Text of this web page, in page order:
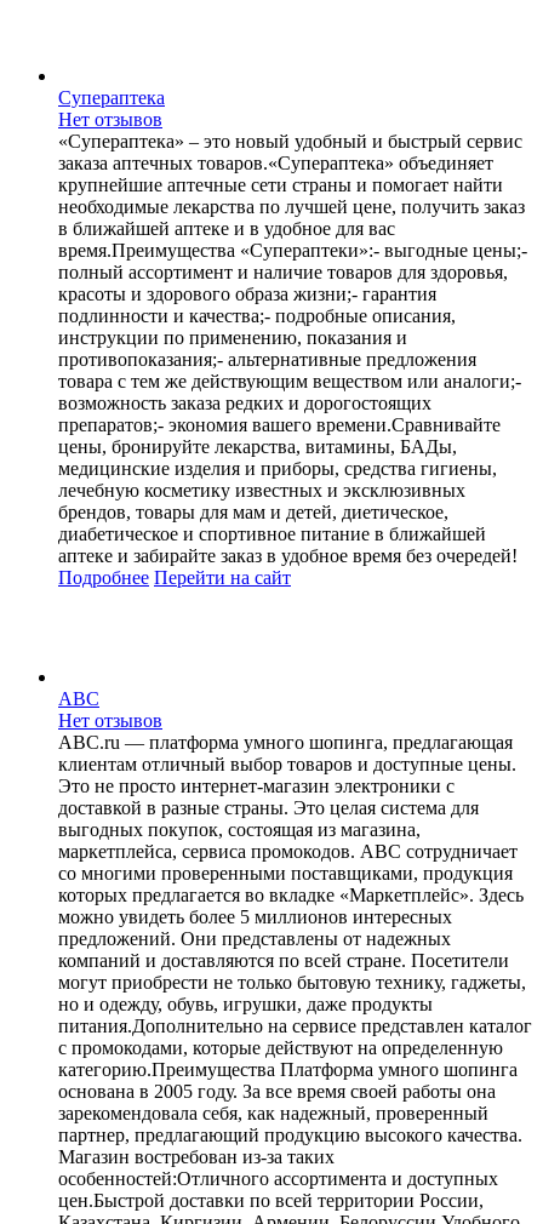
Супераптека
Нет отзывов
«Супераптека» – это новый удобный и быстрый сервис
заказа аптечных товаров.«Супераптека» объединяет
крупнейшие аптечные сети страны и помогает найти
необходимые лекарства по лучшей цене, получить заказ
в ближайшей аптеке и в удобное для вас
время.Преимущества «Супераптеки»:- выгодные цены;-
полный ассортимент и наличие товаров для здоровья,
красоты и здорового образа жизни;- гарантия
подлинности и качества;- подробные описания,
инструкции по применению, показания и
противопоказания;- альтернативные предложения
товара с тем же действующим веществом или аналоги;-
возможность заказа редких и дорогостоящих
препаратов;- экономия вашего времени.Сравнивайте
цены, бронируйте лекарства, витамины, БАДы,
медицинские изделия и приборы, средства гигиены,
лечебную косметику известных и эксклюзивных
брендов, товары для мам и детей, диетическое,
диабетическое и спортивное питание в ближайшей
аптеке и забирайте заказ в удобное время без очередей!
Подробнее Перейти на сайт
ABC
Нет отзывов
ABC.ru — платформа умного шопинга, предлагающая
клиентам отличный выбор товаров и доступные цены.
Это не просто интернет-магазин электроники с
доставкой в разные страны. Это целая система для
выгодных покупок, состоящая из магазина,
маркетплейса, сервиса промокодов. ABC сотрудничает
со многими проверенными поставщиками, продукция
которых предлагается во вкладке «Маркетплейс». Здесь
можно увидеть более 5 миллионов интересных
предложений. Они представлены от надежных
компаний и доставляются по всей стране. Посетители
могут приобрести не только бытовую технику, гаджеты,
но и одежду, обувь, игрушки, даже продукты
питания.Дополнительно на сервисе представлен каталог
с промокодами, которые действуют на определенную
категорию.Преимущества Платформа умного шопинга
основана в 2005 году. За все время своей работы она
зарекомендовала себя, как надежный, проверенный
партнер, предлагающий продукцию высокого качества.
Магазин востребован из-за таких
особенностей:Отличного ассортимента и доступных
цен.Быстрой доставки по всей территории России,